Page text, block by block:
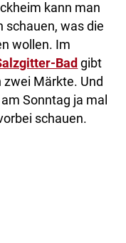
kann man
schauen, was die
wollen. Im
Bad gibt
Märkte. Und
Sonntag ja mal
schauen.